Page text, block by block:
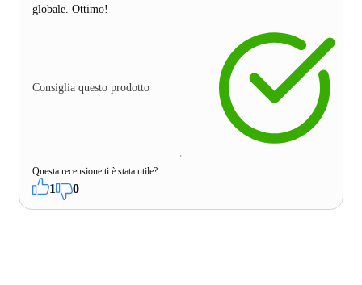
globale. Ottimo!
Consiglia questo prodotto
Questa recensione ti è stata utile?
1 0